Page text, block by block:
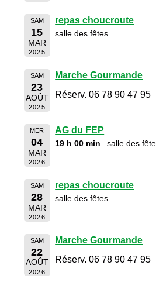
SAM
15
MAR
2025
repas choucroute
salle des fêtes
SAM
23
AOÛT
2025
Marche Gourmande
Réserv. 06 78 90 47 95
MER
04
MAR
2026
AG du FEP
19 h 00 min salle des
SAM
28
MAR
2026
repas choucroute
salle des fêtes
SAM
22
AOÛT
2026
Marche Gourmande
Réserv. 06 78 90 47 95